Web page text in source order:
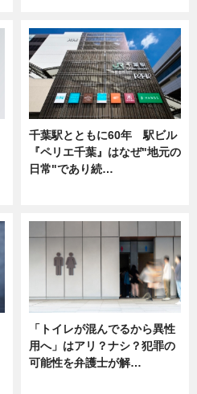
千葉駅とともに60年 駅ビル
『ペリエ千葉』はなぜ"地元の
日常"であり続…
「トイレが混んでるから異性
用へ」はアリ？ナシ？犯罪の
可能性を弁護士が解…